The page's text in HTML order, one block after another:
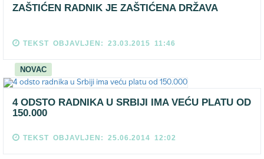
ZAŠTIĆEN RADNIK JE ZAŠTIĆENA DRŽAVA
TEKST OBJAVLJEN: 23.03.2015 11:46
NOVAC
4 ODSTO RADNIKA U SRBIJI IMA VEĆU PLATU OD
150.000
TEKST OBJAVLJEN: 25.06.2014 12:02